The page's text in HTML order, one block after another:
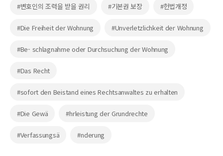
#변호인의 조력을 받을 권리 #기본권 보장 #헌법개정
#Die Freiheit der Wohnung #Unverletzlichkeit der Wohnung
#Be- schlagnahme oder Durchsuchung der Wohnung
#Das Recht
#sofort den Beistand eines Rechtsanwaltes zu erhalten
#Die Gewä #hrleistung der Grundrechte
#Verfassungsä #nderung